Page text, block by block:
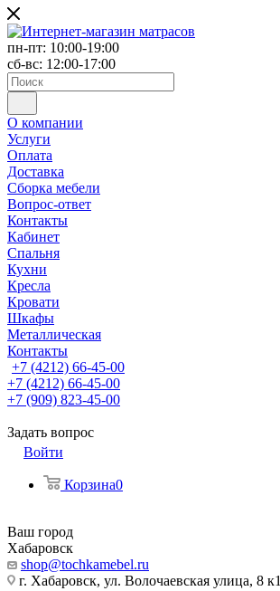
пн-пт: 10:00-19:00
сб-вс: 12:00-17:00
О компании
Услуги
Оплата
Доставка
Сборка мебели
Вопрос-ответ
Контакты
Кабинет
Спальня
Кухни
Кресла
Кровати
Шкафы
Металлическая
Контакты
+7 (4212) 66-45-00
+7 (4212) 66-45-00
+7 (909) 823-45-00
Задать вопрос
Войти
Корзина0
Ваш город
Хабаровск
shop@tochkamebel.ru
г. Хабаровск, ул. Волочаевская улица, 8 к1